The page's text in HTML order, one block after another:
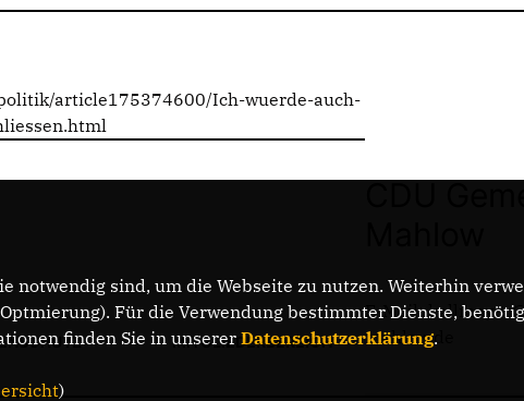
article175374600/Ich-wuerde-auch-
MITGLIEDERBEREICH
E-Mail:
mahlow.de
notwendig sind, um die Webseite zu nutzen. Weiterhin
Für die Verwendung bestimmter Dienste,
finden Sie in unserer Datenschutzerklärung.
)